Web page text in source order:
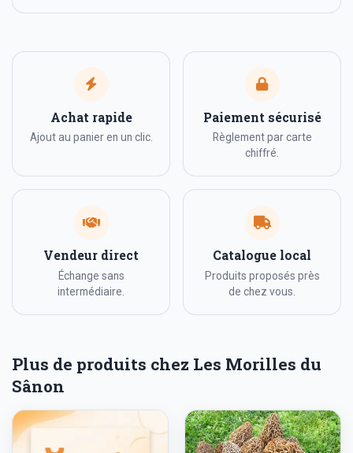
Achat rapide
Ajout au panier en un clic.
Paiement sécurisé
Règlement par carte
chiffré.
Vendeur direct
Échange sans
intermédiaire.
Catalogue local
Produits proposés près
de chez vous.
Plus de produits chez Les Morilles du
Sânon